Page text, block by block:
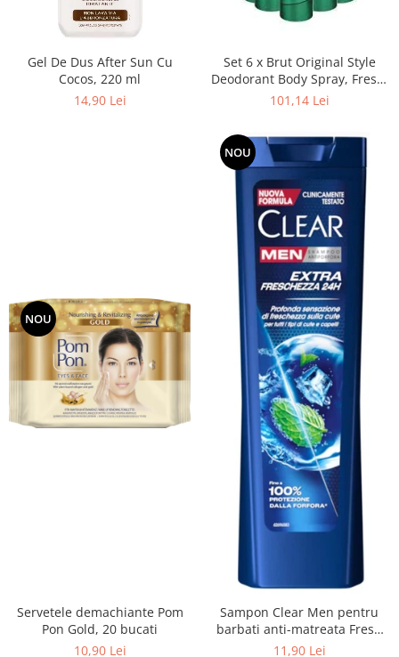
Gel De Dus After Sun Cu
Cocos, 220 ml
14,90 Lei
Set 6 x Brut Original Style
Deodorant Body Spray, Fresh,
Verde 200 ml
101,14 Lei
NOU
Servetele demachiante Pom
Pon Gold, 20 bucati
10,90 Lei
NOU
Sampon Clear Men pentru
barbati anti-matreata Fresh
cu menta 225 ml
11,90 Lei